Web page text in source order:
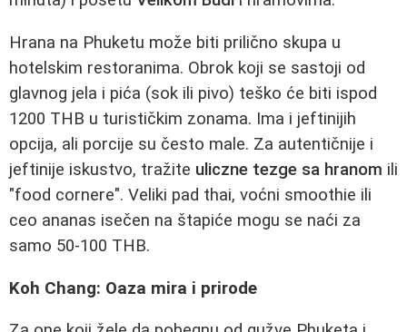
Hrana na Phuketu može biti prilično skupa u
hotelskim restoranima. Obrok koji se sastoji od
glavnog jela i pića (sok ili pivo) teško će biti ispod
1200 THB u turističkim zonama. Ima i jeftinijih
opcija, ali porcije su često male. Za autentičnije i
jeftinije iskustvo, tražite uliczne tezge sa hranom ili
"food cornere". Veliki pad thai, voćni smoothie ili
ceo ananas isečen na štapiće mogu se naći za
samo 50-100 THB.
Koh Chang: Oaza mira i prirode